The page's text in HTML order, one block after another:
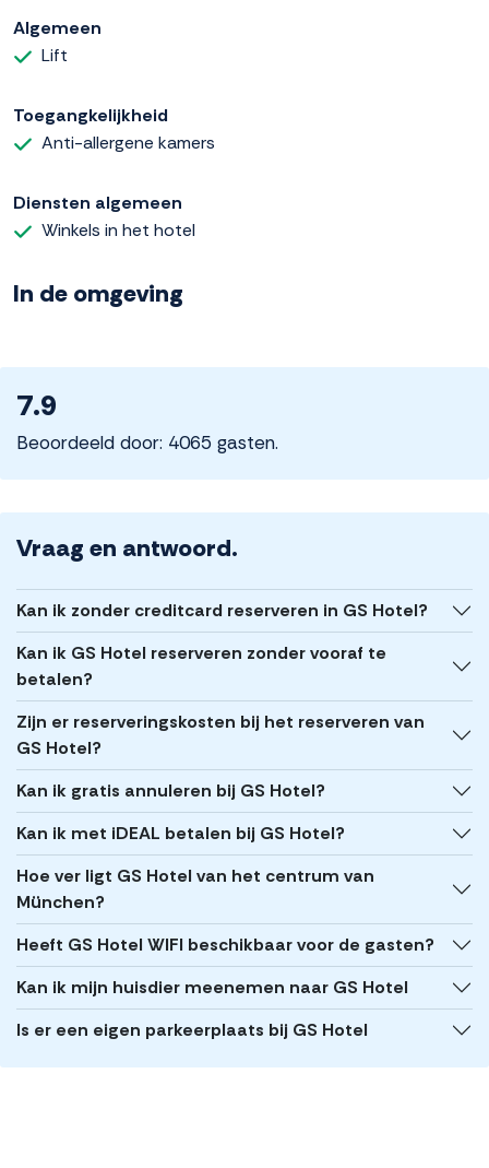
Algemeen
Lift
Toegangkelijkheid
Anti-allergene kamers
Diensten algemeen
Winkels in het hotel
In de omgeving
7.9
Beoordeeld door: 4065 gasten.
Vraag en antwoord.
Kan ik zonder creditcard reserveren in GS Hotel?
Kan ik GS Hotel reserveren zonder vooraf te
betalen?
Zijn er reserveringskosten bij het reserveren van
GS Hotel?
Kan ik gratis annuleren bij GS Hotel?
Kan ik met iDEAL betalen bij GS Hotel?
Hoe ver ligt GS Hotel van het centrum van
München?
Heeft GS Hotel WIFI beschikbaar voor de gasten?
Kan ik mijn huisdier meenemen naar GS Hotel
Is er een eigen parkeerplaats bij GS Hotel